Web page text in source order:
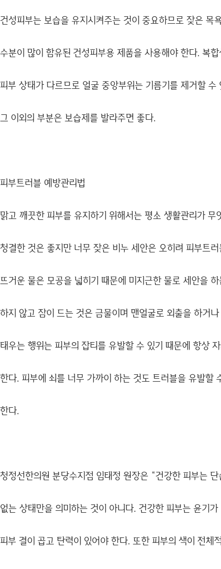
건성피부는 보습을 유지시켜주는 것이 중요하므로 잦은 목
수분이 많이 함유된 건성피부용 제품을 사용해야 한다. 복
피부 상태가 다르므로 얼굴 중앙부위는 기름기를 제거할 수
그 이외의 부분은 보습제를 발라주면 좋다.
피부트러블 예방관리법
맑고 깨끗한 피부를 유지하기 위해서는 평소 생활관리가 무
청결한 것은 좋지만 너무 잦은 비누 세안은 오히려 피부트
뜨거운 물은 모공을 넓히기 때문에 미지근한 물로 세안을
하지 않고 잠이 드는 것은 금물이며 맨얼굴로 외출을 하거
태우는 행위는 피부의 잡티를 유발할 수 있기 때문에 항상
한다. 피부에 쇠를 너무 가까이 하는 것도 트러블을 유발할
한다.
청정선한의원 분당수지점 임태정 원장은 “건강한 피부는
없는 상태만을 의미하는 것이 아니다. 건강한 피부는 윤기
피부 결이 곱고 탄력이 있어야 한다. 또한 피부의 색이 전체